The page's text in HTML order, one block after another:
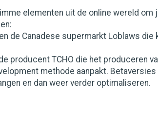
elementen uit de online wereld om
Canadese supermarkt Loblaws die
TCHO die het produceren
methode aanpakt. Betaversies
en dan weer verder optimaliseren.